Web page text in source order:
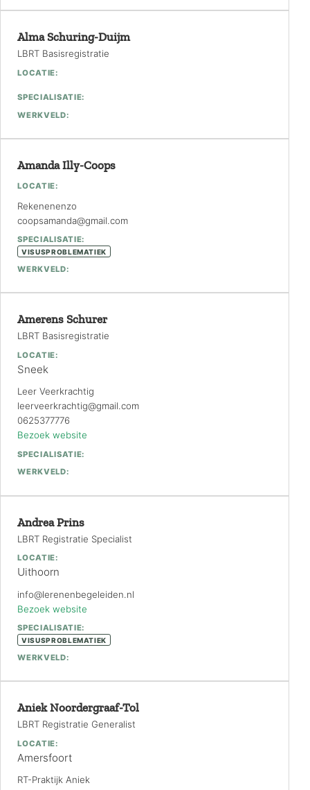
Alma Schuring-Duijm
LBRT Basisregistratie
LOCATIE:
SPECIALISATIE:
WERKVELD:
Amanda Illy-Coops
LOCATIE:
Rekenenenzo
coopsamanda@gmail.com
SPECIALISATIE:
VISUSPROBLEMATIEK
WERKVELD:
Amerens Schurer
LBRT Basisregistratie
LOCATIE:
Sneek
Leer Veerkrachtig
leerveerkrachtig@gmail.com
0625377776
Bezoek website
SPECIALISATIE:
WERKVELD:
Andrea Prins
LBRT Registratie Specialist
LOCATIE:
Uithoorn
info@lerenenbegeleiden.nl
Bezoek website
SPECIALISATIE:
VISUSPROBLEMATIEK
WERKVELD:
Aniek Noordergraaf-Tol
LBRT Registratie Generalist
LOCATIE:
Amersfoort
RT-Praktijk Aniek